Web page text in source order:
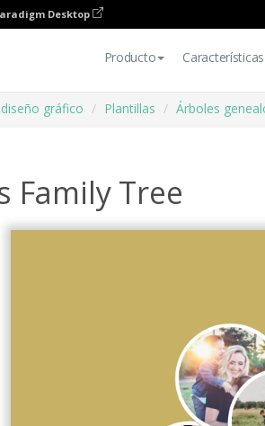
Desktop
Producto Características
gráfico Plantillas Árboles
Family Tree